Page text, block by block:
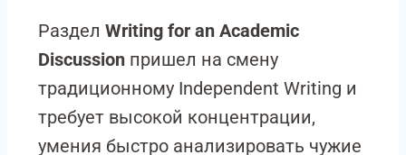
Раздел Writing for an Academic
Discussion пришел на смену
традиционному Independent Writing и
требует высокой концентрации,
умения быстро анализировать чужие